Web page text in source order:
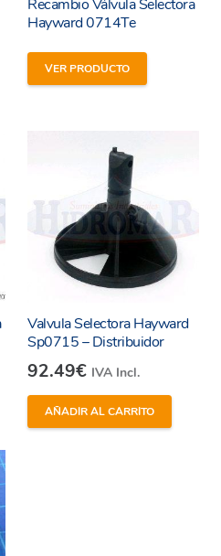
con lostérminos y
de privacidad de la web.
Recambio Válvula Selectora
Hayward 0714Te
VER PRODUCTO
Valvula Selectora Hayward
Sp0715 – Distribuidor
92.49€ IVA Incl.
AÑADIR AL CARRITO